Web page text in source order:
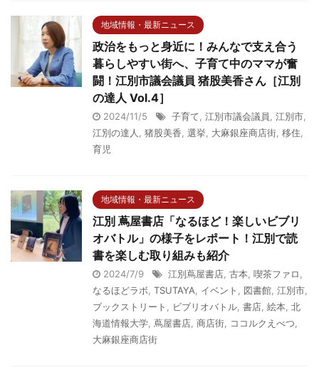
地域情報・最新ニュース
政治をもっと身近に！みんなで支え合う
暮らしやすい街へ、子育て中のママが奮
闘！江別市議会議員 猪股美香さん［江別
の達人 Vol.4］
2024/11/5 子育て, 江別市議会議員, 江別市,
江別の達人, 猪股美香, 選挙, 大麻銀座商店街, 移住,
育児
地域情報・最新ニュース
江別 蔦屋書店「なるほど！楽しいビブリ
オバトル」の様子をレポート！江別で読
書を楽しむ取り組みも紹介
2024/7/9 江別蔦屋書店, 古本, 喫茶ファロ,
なるほどラボ, TSUTAYA, イベント , 図書館, 江別市,
ブックストリート , ビブリオバトル, 書店, 絵本, 北
海道情報大学, 蔦屋書店, 商店街, ココルクえべつ,
大麻銀座商店街